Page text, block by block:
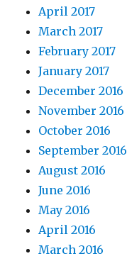
April 2017
March 2017
February 2017
January 2017
December 2016
November 2016
October 2016
September 2016
August 2016
June 2016
May 2016
April 2016
March 2016